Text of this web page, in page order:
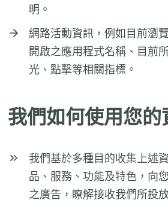
明。
網路活動資訊，例如目前瀏
開啟之應用程式名稱、目前
光、點擊等相關指標。
我們如何使用您的
我們基於多種目的收集上述
品、服務、功能及特色，向
之廣告，瞭解接收我們所投